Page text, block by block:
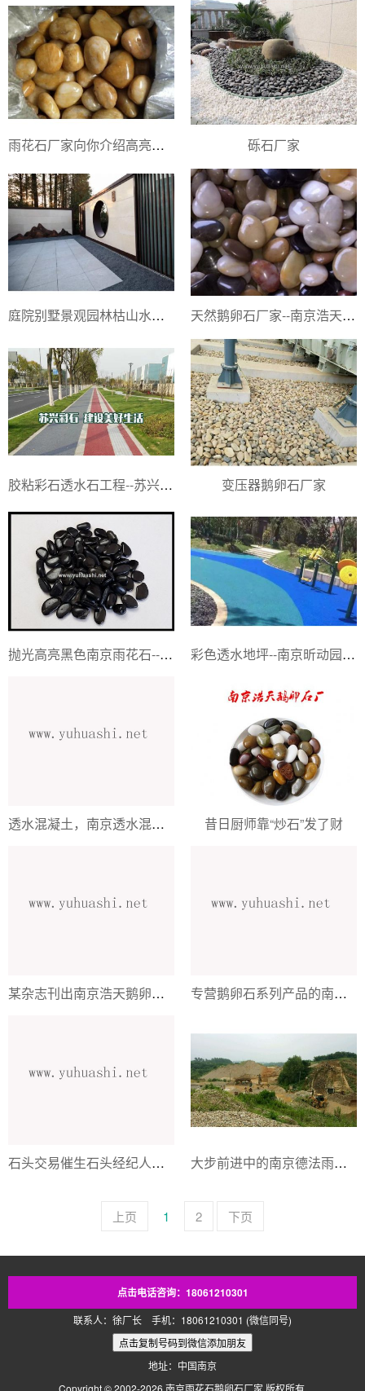
雨花石厂家向你介绍高亮抛光黄色雨花石 砾石厂家
庭院别墅景观园林枯山水砾石厂家 天然鹅卵石厂家--南京浩天鹅卵石厂
胶粘彩石透水石工程--苏兴彩石厂 变压器鹅卵石厂家
抛光高亮黑色南京雨花石--南京市六合区五洲雨花石厂 彩色透水地坪--南京昕动园林景观有限公司
透水混凝土，南京透水混凝土公司 昔日厨师靠“炒石”发了财
某杂志刊出南京浩天鹅卵石基地的产品 专营鹅卵石系列产品的南京浩天鹅卵石基地
石头交易催生石头经纪人徐德山 大步前进中的南京德法雨花石厂
上页 1 2 下页
点击电话咨询：18061210301
联系人：徐厂长 手机：18061210301 (微信同号)
地址：中国南京
Copyright © 2002-2026 南京雨花石鹅卵石厂家 版权所有.